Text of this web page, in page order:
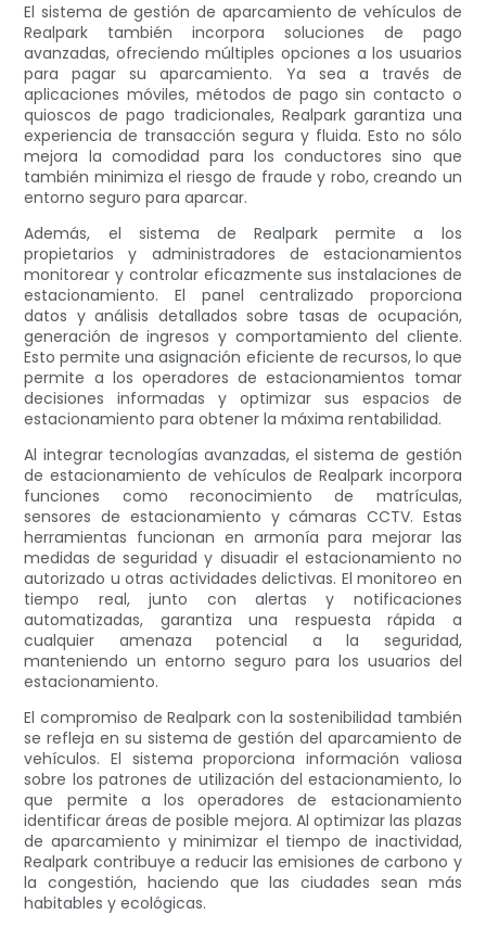
El sistema de gestión de aparcamiento de vehículos de
Realpark también incorpora soluciones de pago
avanzadas, ofreciendo múltiples opciones a los usuarios
para pagar su aparcamiento. Ya sea a través de
aplicaciones móviles, métodos de pago sin contacto o
quioscos de pago tradicionales, Realpark garantiza una
experiencia de transacción segura y fluida. Esto no sólo
mejora la comodidad para los conductores sino que
también minimiza el riesgo de fraude y robo, creando un
entorno seguro para aparcar.
Además, el sistema de Realpark permite a los
propietarios y administradores de estacionamientos
monitorear y controlar eficazmente sus instalaciones de
estacionamiento. El panel centralizado proporciona
datos y análisis detallados sobre tasas de ocupación,
generación de ingresos y comportamiento del cliente.
Esto permite una asignación eficiente de recursos, lo que
permite a los operadores de estacionamientos tomar
decisiones informadas y optimizar sus espacios de
estacionamiento para obtener la máxima rentabilidad.
Al integrar tecnologías avanzadas, el sistema de gestión
de estacionamiento de vehículos de Realpark incorpora
funciones como reconocimiento de matrículas,
sensores de estacionamiento y cámaras CCTV. Estas
herramientas funcionan en armonía para mejorar las
medidas de seguridad y disuadir el estacionamiento no
autorizado u otras actividades delictivas. El monitoreo en
tiempo real, junto con alertas y notificaciones
automatizadas, garantiza una respuesta rápida a
cualquier amenaza potencial a la seguridad,
manteniendo un entorno seguro para los usuarios del
estacionamiento.
El compromiso de Realpark con la sostenibilidad también
se refleja en su sistema de gestión del aparcamiento de
vehículos. El sistema proporciona información valiosa
sobre los patrones de utilización del estacionamiento, lo
que permite a los operadores de estacionamiento
identificar áreas de posible mejora. Al optimizar las plazas
de aparcamiento y minimizar el tiempo de inactividad,
Realpark contribuye a reducir las emisiones de carbono y
la congestión, haciendo que las ciudades sean más
habitables y ecológicas.